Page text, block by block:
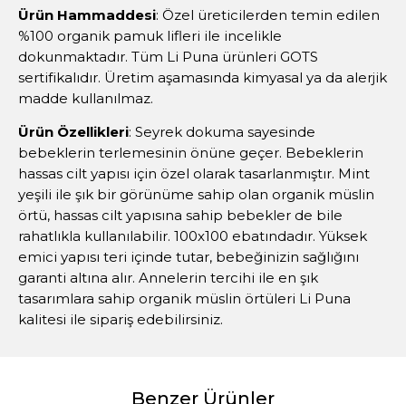
Ürün Hammaddesi: Özel üreticilerden temin edilen
%100 organik pamuk lifleri ile incelikle
dokunmaktadır. Tüm Li Puna ürünleri GOTS
sertifikalıdır. Üretim aşamasında kimyasal ya da alerjik
madde kullanılmaz.
Ürün Özellikleri: Seyrek dokuma sayesinde
bebeklerin terlemesinin önüne geçer. Bebeklerin
hassas cilt yapısı için özel olarak tasarlanmıştır. Mint
yeşili ile şık bir görünüme sahip olan organik müslin
örtü, hassas cilt yapısına sahip bebekler de bile
rahatlıkla kullanılabilir. 100x100 ebatındadır. Yüksek
emici yapısı teri içinde tutar, bebeğinizin sağlığını
garanti altına alır. Annelerin tercihi ile en şık
tasarımlara sahip organik müslin örtüleri Li Puna
kalitesi ile sipariş edebilirsiniz.
Benzer Ürünler